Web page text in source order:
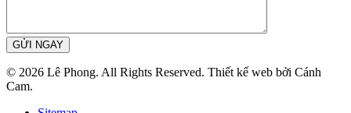
GỬI NGAY
© 2026 Lê Phong. All Rights Reserved. Thiết kế web bởi Cánh
Cam.